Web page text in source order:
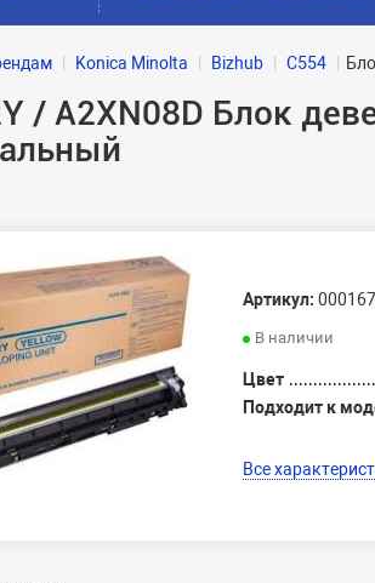
Konica Minolta Bizhub C554
/ A2XN08D Блок
Артикул:
В наличии
Цвет
Подходит к
Все